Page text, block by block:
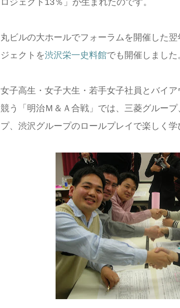
ロジェクト13％」が生まれたのです。
丸ビルの大ホールでフォーラムを開催した
ジェクトを渋沢栄一史料館でも開催しました
女子高生・女子大生・若手女子社員とバイ
競う「明治Ｍ＆Ａ合戦」では、三菱グルー
プ、渋沢グループのロールプレイで楽しく学